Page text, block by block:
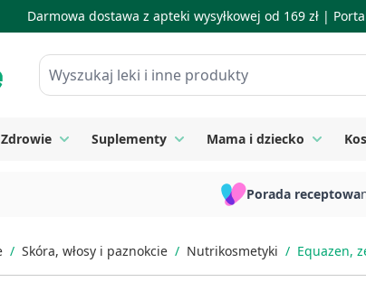
Darmowa dostawa z apteki wysyłkowej od 169 zł |
Wyszukaj leki i inne produkty
submenu for Leki na receptę
Zdrowie Toggle submenu for Zdrowie
Suplementy Toggle submenu for
Mama i dziecko Toggle
Porada receptowa
/ Skóra, włosy i paznokcie / Nutrikosmetyki / Equazen,